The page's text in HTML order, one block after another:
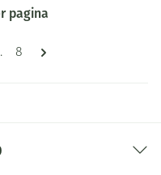
pagina
Pagina
8
pagina